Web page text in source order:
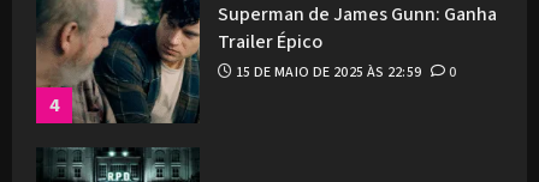
4
Superman de James Gunn: Ganha
Trailer Épico
15 DE MAIO DE 2025 ÀS 22:59 0